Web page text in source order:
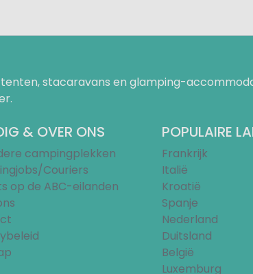
stacaravans en glamping-
& OVER ONS
campingplekken
Couriers
op de ABC-eilanden
POPULAIRE
Frankrijk
Italië
Kroatië
Spanje
Nederland
Duitsland
België
Luxemburg